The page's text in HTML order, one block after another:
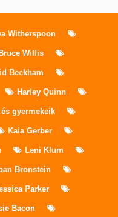
Witherspoon
Bruce Willis
Beckham
Harley Quinn
gyermekeik
Kaia Gerber
Leni Klum
Bronstein
Parker
Bacon